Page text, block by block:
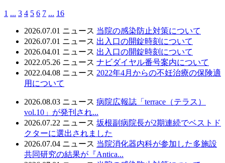
1 ... 3 4 5 6 7 ... 16
2026.07.01 ニュース 当院の感染防止対策について
2026.07.01 ニュース 出入口の開錠時刻について
2026.04.01 ニュース 出入口の開錠時刻について
2022.05.26 ニュース ナビダイヤル番号案内について
2022.04.08 ニュース 2022年4月からの不妊治療の保険適
用について
2026.08.03 ニュース 病院広報誌「terrace（テラス）
vol.10」が発刊され...
2026.07.22 ニュース 坂根副病院長が2期連続でベストド
クターに選出されました
2026.07.04 ニュース 当院消化器内科が参加した多施設
共同研究の結果が『Antica...